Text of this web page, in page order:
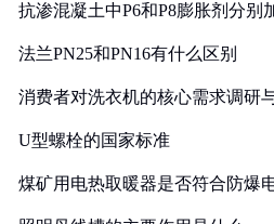
抗渗混凝土中P6和P8膨胀剂分别
法兰PN25和PN16有什么区别
消费者对洗衣机的核心需求调研
U型螺栓的国家标准
煤矿用电热取暖器是否符合防爆